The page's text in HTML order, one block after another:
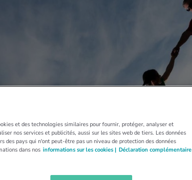
et des technologies similaires pour fournir, protéger, analyser et
nos services et publicités, aussi sur les sites web de tiers. Les données
des pays qui n'ont peut-être pas un niveau de protection des données
dans nos informations sur les cookies | Déclaration complémentaire